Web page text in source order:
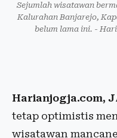
Sejumlah wisatawan
Kalurahan Banjarejo,
belum lama ini. -
Harianjogja.com,
tetap optimistis
wisatawan